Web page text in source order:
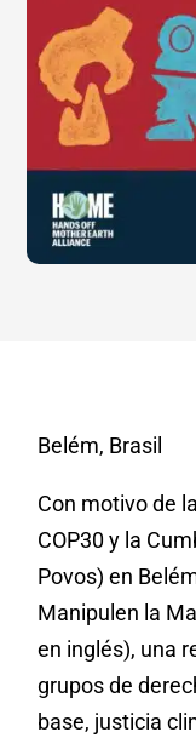
Belém, Brasil
Con motivo de
COP30 y la
Povos) en
Manipulen la
en inglés), una
grupos de
base, justicia